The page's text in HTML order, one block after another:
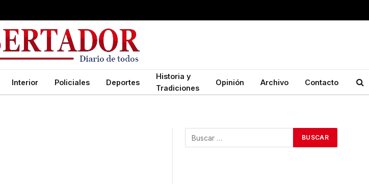
Interior Policiales Deportes
Historia y
Tradiciones
Opinión Archivo Contacto